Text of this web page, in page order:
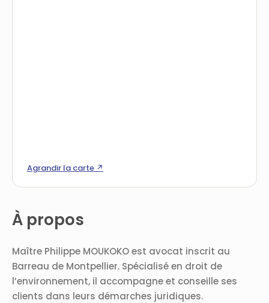
À propos
Maître Philippe MOUKOKO est avocat inscrit au
Barreau de Montpellier. Spécialisé en droit de
l’environnement, il accompagne et conseille ses
clients dans leurs démarches juridiques.
Agrandir la carte ↗